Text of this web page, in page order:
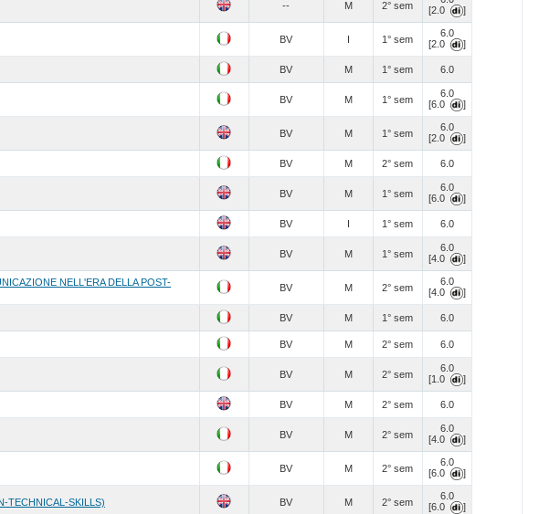
-- M 2° sem
[2.0
]
BV I 1° sem
6.0
[2.0
]
BV M 1° sem 6.0
BV M 1° sem
6.0
[6.0
]
BV M 1° sem
6.0
[2.0
]
BV M 2° sem 6.0
BV M 1° sem
6.0
[6.0
]
BV I 1° sem 6.0
BV M 1° sem
6.0
[4.0
]
NELL'ERA DELLA POST-
BV M 2° sem
6.0
[4.0
]
BV M 1° sem 6.0
BV M 2° sem 6.0
BV M 2° sem
6.0
[1.0
]
BV M 2° sem 6.0
BV M 2° sem
6.0
[4.0
]
BV M 2° sem
6.0
[6.0
]
TECHNICAL-SKILLS) BV M 2° sem
6.0
[6.0
]